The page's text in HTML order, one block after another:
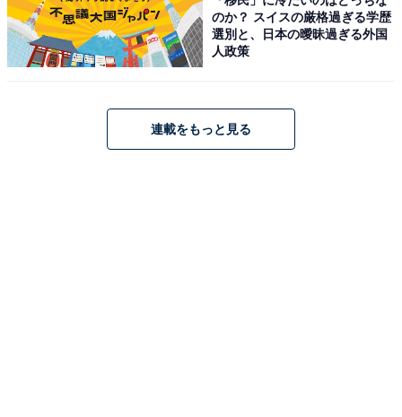
【おすすめ記事】
・
「高校生に戻ったら志望したい大学」ランキング！ 3位
「学校の先生に望む出身大学」ランキング！ 3位 早稲田
のか？ スイスの厳格過ぎる学歴
選別と、日本の曖昧過ぎる外国
人政策
連載をもっと見る